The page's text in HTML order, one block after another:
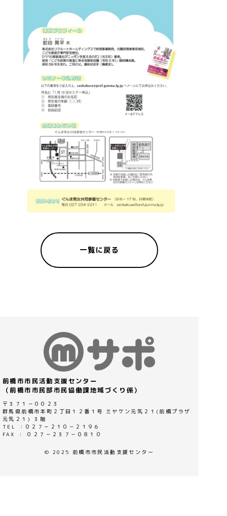
一覧に戻る
前橋市市民活動支援センター
（前橋市市民部市民協働課地域づくり係）
〒３７１－００２３
群馬県前橋市本町２丁目１２番１号 ミヤケン元気２１(前橋プラザ
元気２１) ３階
TEL ：０２７－２１０－２１９６
FAX ： ０２７－２３７－０８１０
© 2025 前橋市市民活動支援センター